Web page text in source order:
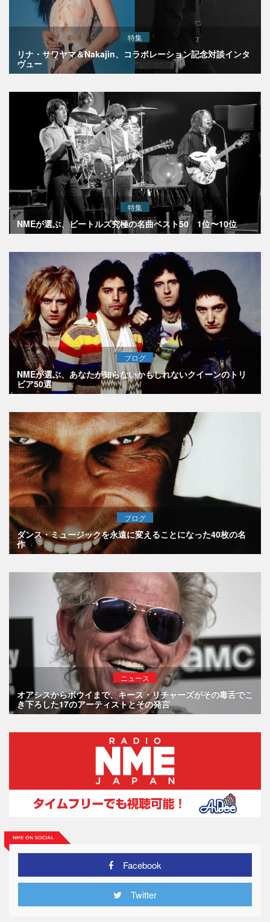
特集
リナ・サワヤマ＆Nakajin、コラボレーション記念対談インタ
ヴュー
特集
NMEが選ぶ、ビートルズ究極の名曲ベスト50 1位〜10位
ブログ
NMEが選ぶ、あなたが知らないかもしれないクイーンのトリ
ビア50選
ブログ
ダンス・ミュージックを永遠に変えることになった40枚の名
作
ニュース
オアシスからボウイまで、キース・リチャーズがその毒舌でこ
き下ろした17のアーティストとその発言
Facebook
Twitter